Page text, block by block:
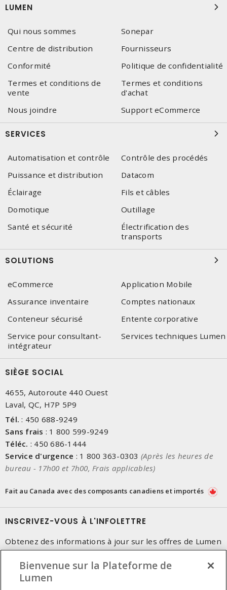
LUMEN
Qui nous sommes
Sonepar
Centre de distribution
Fournisseurs
Conformité
Politique de confidentialité
Termes et conditions de
vente
Termes et conditions
d'achat
Nous joindre
Support eCommerce
SERVICES
Automatisation et contrôle
Contrôle des procédés
Puissance et distribution
Datacom
Éclairage
Fils et câbles
Domotique
Outillage
Santé et sécurité
Électrification des
transports
SOLUTIONS
eCommerce
Application Mobile
Assurance inventaire
Comptes nationaux
Conteneur sécurisé
Entente corporative
Service pour consultant-
intégrateur
Services techniques Lumen
SIÈGE SOCIAL
4655, Autoroute 440 Ouest
Laval, QC, H7P 5P9
Tél. : 450 688-9249
Sans frais : 1 800 599-9249
Téléc. : 450 686-1444
Service d'urgence : 1 800 363-0303 (Après les heures de
bureau - 17h00 et 7h00, Frais applicables)
Fait au Canada avec des composants canadiens et importés
INSCRIVEZ-VOUS À L'INFOLETTRE
Obtenez des informations à jour sur les offres de Lumen
Bienvenue sur la Plateforme de
Lumen